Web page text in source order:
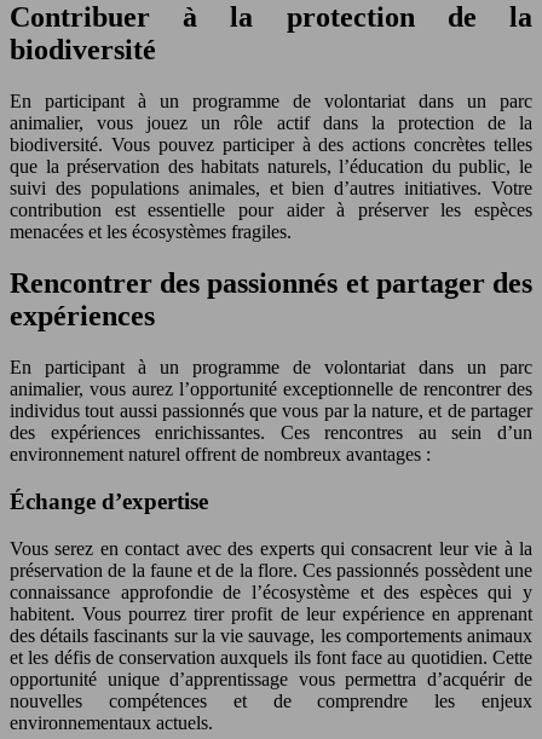
Contribuer à la protection de la
biodiversité
En participant à un programme de volontariat dans un parc
animalier, vous jouez un rôle actif dans la protection de la
biodiversité. Vous pouvez participer à des actions concrètes telles
que la préservation des habitats naturels, l’éducation du public, le
suivi des populations animales, et bien d’autres initiatives. Votre
contribution est essentielle pour aider à préserver les espèces
menacées et les écosystèmes fragiles.
Rencontrer des passionnés et partager des
expériences
En participant à un programme de volontariat dans un parc
animalier, vous aurez l’opportunité exceptionnelle de rencontrer des
individus tout aussi passionnés que vous par la nature, et de partager
des expériences enrichissantes. Ces rencontres au sein d’un
environnement naturel offrent de nombreux avantages :
Échange d’expertise
Vous serez en contact avec des experts qui consacrent leur vie à la
préservation de la faune et de la flore. Ces passionnés possèdent une
connaissance approfondie de l’écosystème et des espèces qui y
habitent. Vous pourrez tirer profit de leur expérience en apprenant
des détails fascinants sur la vie sauvage, les comportements animaux
et les défis de conservation auxquels ils font face au quotidien. Cette
opportunité unique d’apprentissage vous permettra d’acquérir de
nouvelles compétences et de comprendre les enjeux
environnementaux actuels.